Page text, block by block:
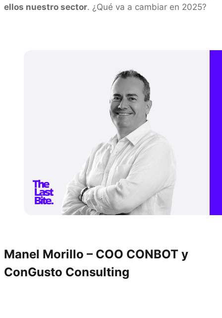
ellos nuestro sector. ¿Qué va a cambiar en 2025?
Manel Morillo – COO CONBOT y
ConGusto Consulting